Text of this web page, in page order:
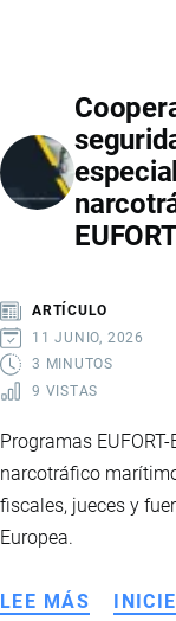
DE
Y
NUEVA
ARTÍCULO
11 JUNIO, 2026
3 MINUTOS
9 VISTAS
Programas
narcotráfico
fiscales, jueces y
Europea.
LEE MÁS SOBRE